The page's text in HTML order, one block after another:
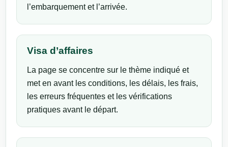
l’embarquement et l’arrivée.
Visa d’affaires
La page se concentre sur le thème indiqué et
met en avant les conditions, les délais, les frais,
les erreurs fréquentes et les vérifications
pratiques avant le départ.